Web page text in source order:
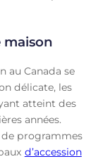
maison
au Canada se
délicate, les
atteint des
années.
programmes
d’accession